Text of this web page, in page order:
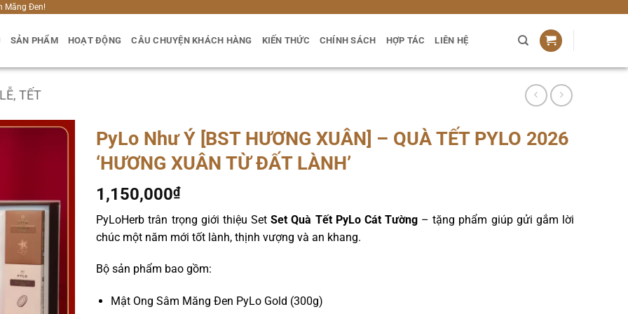
Măng Đen!
SẢN PHẨM HOẠT ĐỘNG CÂU CHUYỆN KHÁCH HÀNG KIẾN THỨC CHÍNH SÁCH HỢP TÁC LIÊN HỆ
TẾT
PyLo Như Ý [BST HƯƠNG XUÂN] – QUÀ TẾT PYLO 2026
‘HƯƠNG XUÂN TỪ ĐẤT LÀNH’
1,150,000₫
PyLoHerb trân trọng giới thiệu SetSet Quà Tết PyLo Cát Tường– tặng phẩm giúp gửi gắm lời
chúc một năm mới tốt lành, thịnh vượng và an khang.
Bộ sản phẩm bao gồm:
Mật Ong Sâm Măng Đen PyLo Gold (300g)